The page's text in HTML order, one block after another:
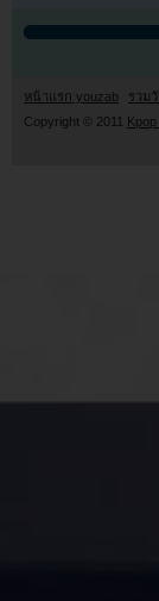
หน้าแรก youzab รวม
Copyright © 2011